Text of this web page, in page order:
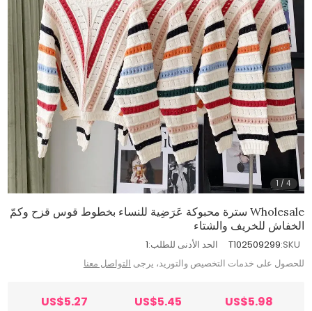
1 /4
Wholesale سترة محبوكة عَرَضِية للنساء بخطوط قوس قزح وكمّ
الخفاش للخريف والشتاء
SKU:
T102509299 الحد الأدنى للطلب:1
للحصول على خدمات التخصيص والتوريد، يرجى التواصل معنا
US$5.98
US$5.45
US$5.27